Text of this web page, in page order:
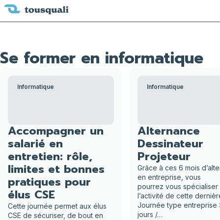
Se former en informatique
Informatique
Accompagner un
salarié en
entretien: rôle,
limites et bonnes
pratiques pour
élus CSE
Cette journée permet aux élus
CSE de sécuriser, de bout en
Informatique
Alternance
Dessinateur
Projeteur
Grâce à ces 6 mois
en entreprise, vous
pourrez vous spécialiser
l’activité de cette
Journée type entreprise
jours /…